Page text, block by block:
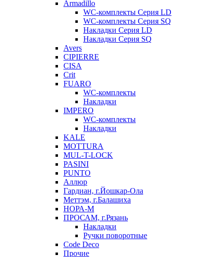
Armadillo
WC-комплекты Серия LD
WC-комплекты Серия SQ
Накладки Серия LD
Накладки Серия SQ
Avers
CIPIERRE
CISA
Crit
FUARO
WC-комплекты
Накладки
IMPERO
WC-комплекты
Накладки
KALE
MOTTURA
MUL-T-LOCK
PASINI
PUNTO
Аллюр
Гардиан, г.Йошкар-Ола
Меттэм, г.Балашиха
НОРА-М
ПРОСАМ, г.Рязань
Накладки
Ручки поворотные
Code Deco
Прочие